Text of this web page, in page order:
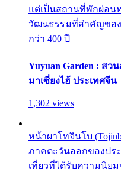
แต่เป็นสถานที่พักผ่อน
วัฒนธรรมที่สำคัญขอ
กว่า 400 ปี
Yuyuan Garden : ส
มาเซี่ยงไฮ้ ประเทศจีน
1,302 views
หน้าผาโทจินโบ
ภาคตะวันออกของปร
เที่ยวที่ได้รับความนิย